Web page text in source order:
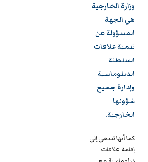
وزارة الخارجية
هي الجهة
المسؤولة عن
تنمية علاقات
السلطنة
الدبلوماسية
وإدارة جميع
شؤونها
الخارجية.
كما أنها تسعى إلى
إقامة علاقات